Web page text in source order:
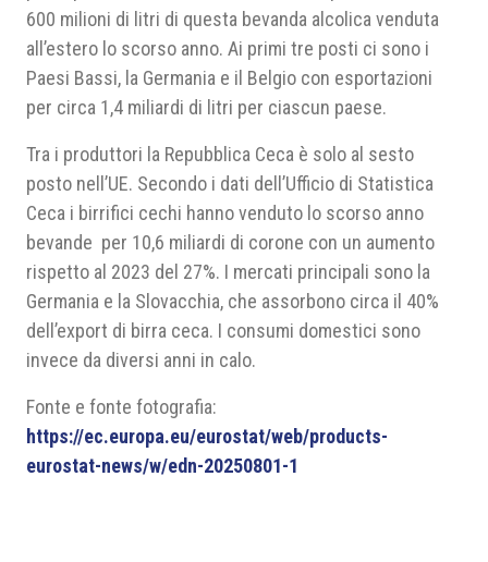
600 milioni di litri di questa bevanda alcolica venduta
all’estero lo scorso anno. Ai primi tre posti ci sono i
Paesi Bassi, la Germania e il Belgio con esportazioni
per circa 1,4 miliardi di litri per ciascun paese.
Tra i produttori la Repubblica Ceca è solo al sesto
posto nell’UE. Secondo i dati dell’Ufficio di Statistica
Ceca i birrifici cechi hanno venduto lo scorso anno
bevande per 10,6 miliardi di corone con un aumento
rispetto al 2023 del 27%. I mercati principali sono la
Germania e la Slovacchia, che assorbono circa il 40%
dell’export di birra ceca. I consumi domestici sono
invece da diversi anni in calo.
Fonte e fonte fotografia:
https://ec.europa.eu/eurostat/web/products-
eurostat-news/w/edn-20250801-1